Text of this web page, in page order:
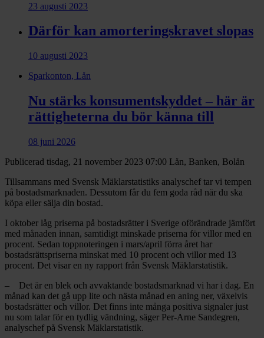
23 augusti 2023
Därför kan amorteringskravet slopas
10 augusti 2023
Sparkonton, Lån
Nu stärks konsumentskyddet – här är
rättigheterna du bör känna till
08 juni 2026
Publicerad tisdag, 21 november 2023 07:00 Lån, Banken, Bolån
Tillsammans med Svensk Mäklarstatistiks analyschef tar vi tempen
på bostadsmarknaden. Dessutom får du fem goda råd när du ska
köpa eller sälja din bostad.
I oktober låg priserna på bostadsrätter i Sverige oförändrade jämfört
med månaden innan, samtidigt minskade priserna för villor med en
procent. Sedan toppnoteringen i mars/april förra året har
bostadsrättspriserna minskat med 10 procent och villor med 13
procent. Det visar en ny rapport från Svensk Mäklarstatistik.
– Det är en blek och avvaktande bostadsmarknad vi har i dag. En
månad kan det gå upp lite och nästa månad en aning ner, växelvis
bostadsrätter och villor. Det finns inte många positiva signaler just
nu som talar för en tydlig vändning, säger Per-Arne Sandegren,
analyschef på Svensk Mäklarstatistik.